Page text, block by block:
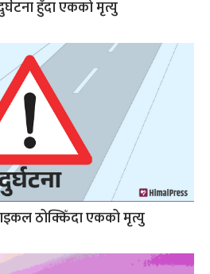
हुँदा एकको मृत्यु
ठोक्किँदा एकको मृत्यु